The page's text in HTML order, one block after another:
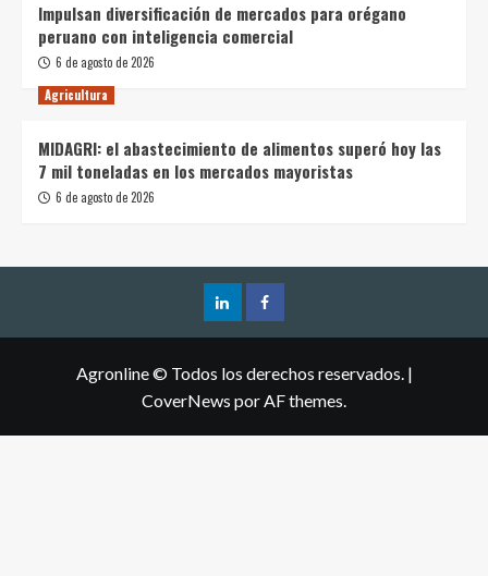
Impulsan diversificación de mercados para orégano
peruano con inteligencia comercial
6 de agosto de 2026
Agricultura
MIDAGRI: el abastecimiento de alimentos superó hoy las
7 mil toneladas en los mercados mayoristas
6 de agosto de 2026
Agronline © Todos los derechos reservados. |
CoverNews por AF themes.